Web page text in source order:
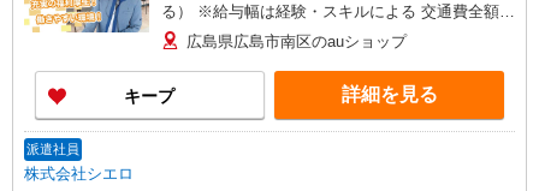
る） ※給与幅は経験・スキルによる 交通費全額支
給 賞与有※業績連動性 制服貸与 社会保険完備 車
通勤可能 ゜+゜・。○。・゜+゜・。○。・゜+゜
入社祝い金10万円支給(規定有) お友達を紹介頂く
と, インセンティブ支給(規定有) ゜・。○。・゜
+゜・。○。・゜+゜
広島県広島市南区のauショップ
キープ 詳細を見る
派遣社員
株式会社シエロ